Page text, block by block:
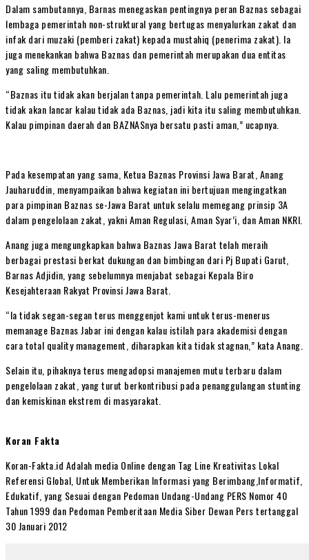
Dalam sambutannya, Barnas menegaskan pentingnya peran Baznas sebagai
lembaga pemerintah non-struktural yang bertugas menyalurkan zakat dan
infak dari muzaki (pemberi zakat) kepada mustahiq (penerima zakat). Ia
juga menekankan bahwa Baznas dan pemerintah merupakan dua entitas
yang saling membutuhkan.
“Baznas itu tidak akan berjalan tanpa pemerintah. Lalu pemerintah juga
tidak akan lancar kalau tidak ada Baznas, jadi kita itu saling membutuhkan.
Kalau pimpinan daerah dan BAZNASnya bersatu pasti aman,” ucapnya.
Pada kesempatan yang sama, Ketua Baznas Provinsi Jawa Barat, Anang
Jauharuddin, menyampaikan bahwa kegiatan ini bertujuan mengingatkan
para pimpinan Baznas se-Jawa Barat untuk selalu memegang prinsip 3A
dalam pengelolaan zakat, yakni Aman Regulasi, Aman Syar’i, dan Aman NKRI.
Anang juga mengungkapkan bahwa Baznas Jawa Barat telah meraih
berbagai prestasi berkat dukungan dan bimbingan dari Pj Bupati Garut,
Barnas Adjidin, yang sebelumnya menjabat sebagai Kepala Biro
Kesejahteraan Rakyat Provinsi Jawa Barat.
“Ia tidak segan-segan terus menggenjot kami untuk terus-menerus
memanage Baznas Jabar ini dengan kalau istilah para akademisi dengan
cara total quality management, diharapkan kita tidak stagnan,” kata Anang.
Selain itu, pihaknya terus mengadopsi manajemen mutu terbaru dalam
pengelolaan zakat, yang turut berkontribusi pada penanggulangan stunting
dan kemiskinan ekstrem di masyarakat.
Koran Fakta
Koran-Fakta.id Adalah media Online dengan Tag Line Kreativitas Lokal
Referensi Global, Untuk Memberikan Informasi yang Berimbang,Informatif,
Edukatif, yang Sesuai dengan Pedoman Undang-Undang PERS Nomor 40
Tahun 1999 dan Pedoman Pemberitaan Media Siber Dewan Pers tertanggal
30 Januari 2012